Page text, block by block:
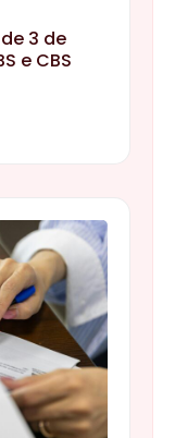
3 de
e CBS